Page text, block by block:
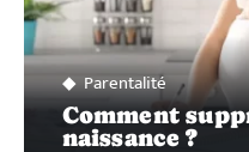
Parentalité
Comment
naissance ?